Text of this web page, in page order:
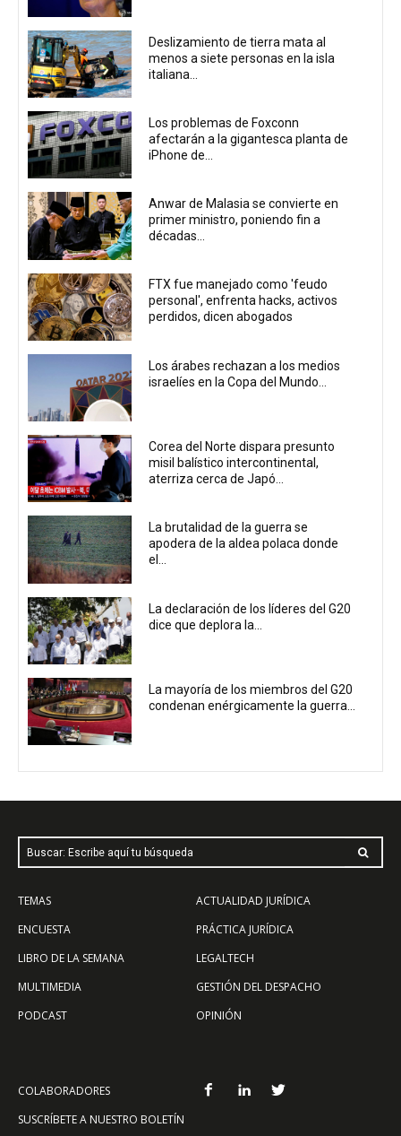
Deslizamiento de tierra mata al
menos a siete personas en la isla
italiana...
Los problemas de Foxconn
afectarán a la gigantesca planta de
iPhone de...
Anwar de Malasia se convierte en
primer ministro, poniendo fin a
décadas...
FTX fue manejado como 'feudo
personal', enfrenta hacks, activos
perdidos, dicen abogados
Los árabes rechazan a los medios
israelíes en la Copa del Mundo...
Corea del Norte dispara presunto
misil balístico intercontinental,
aterriza cerca de Japó...
La brutalidad de la guerra se
apodera de la aldea polaca donde
el...
La declaración de los líderes del G20
dice que deplora la...
La mayoría de los miembros del G20
condenan enérgicamente la guerra...
Buscar: Escribe aquí tu búsqueda
TEMAS
ENCUESTA
LIBRO DE LA SEMANA
MULTIMEDIA
PODCAST
ACTUALIDAD JURÍDICA
PRÁCTICA JURÍDICA
LEGALTECH
GESTIÓN DEL DESPACHO
OPINIÓN
COLABORADORES
SUSCRÍBETE A NUESTRO BOLETÍN